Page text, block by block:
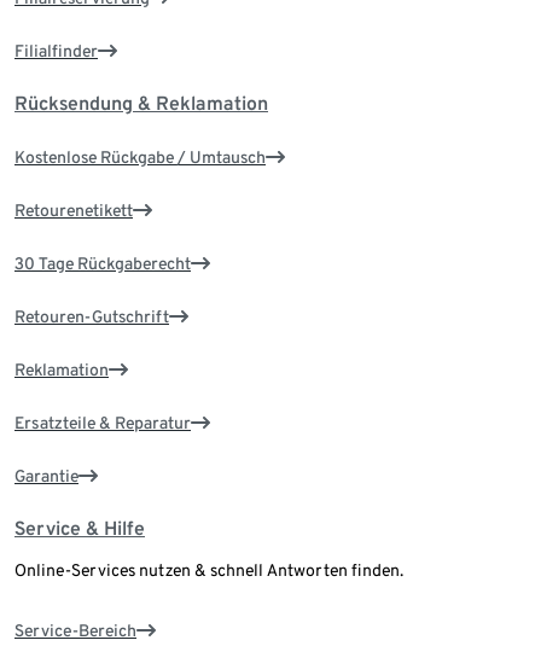
Filialfinder
Rücksendung & Reklamation
Kostenlose Rückgabe / Umtausch
Retourenetikett
30 Tage Rückgaberecht
Retouren-Gutschrift
Reklamation
Ersatzteile & Reparatur
Garantie
Service & Hilfe
Online-Services nutzen & schnell Antworten finden.
Service-Bereich